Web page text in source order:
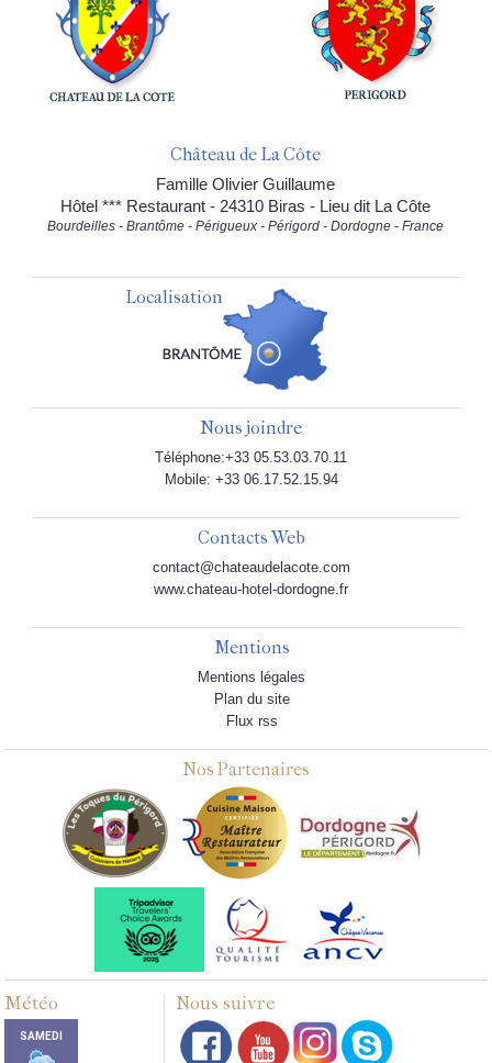
Château de La Côte
Famille Olivier Guillaume
Hôtel *** Restaurant - 24310 Biras - Lieu dit La Côte
Bourdeilles - Brantôme - Périgueux - Périgord - Dordogne - France
Localisation
Nous joindre
Téléphone:+33 05.53.03.70.11
Mobile: +33 06.17.52.15.94
Contacts Web
contact@chateaudelacote.com
www.chateau-hotel-dordogne.fr
Mentions
Mentions légales
Plan du site
Flux rss
Nos Partenaires
Météo Nous suivre